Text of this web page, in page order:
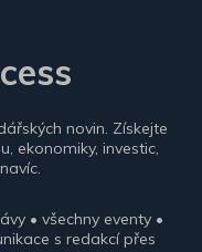
novin. Získejte
ekonomiky, investic,
• všechny eventy •
s redakcí přes